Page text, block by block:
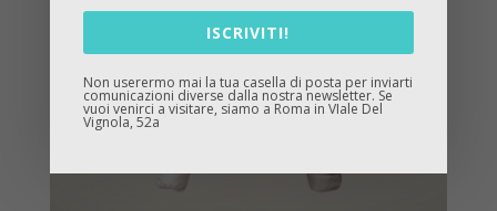
ISCRIVITI!
Non userermo mai la tua casella di posta per inviarti
comunicazioni diverse dalla nostra newsletter. Se
vuoi venirci a visitare, siamo a Roma in VIale Del
Vignola, 52a